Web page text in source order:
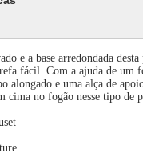
e a base arredondada
fácil. Com a ajuda de um
alongado e uma alça de
cima no fogão nesse tipo de